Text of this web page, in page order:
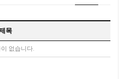
목
없습니다.